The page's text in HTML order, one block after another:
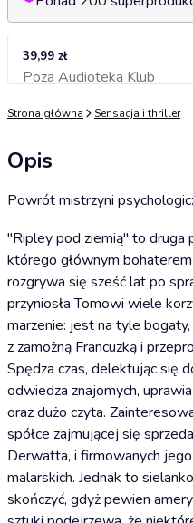
39,99 zł
Poza Audioteka KlubDodaj do
Strona główna Sensacja i thriller
Opis
Powrót mistrzyni
"Ripley pod ziemią" to
którego głównym
rozgrywa się sześć lat po
przyniosła Tomowi wiele
marzenie: jest na tyle bogaty,
z zamożną Francuzką i
Spędza czas, delektując się
odwiedza znajomych,
oraz dużo czyta.
spółce zajmującej się
Derwatta, i firmowanych
malarskich. Jednak to
skończyć, gdyż pewien